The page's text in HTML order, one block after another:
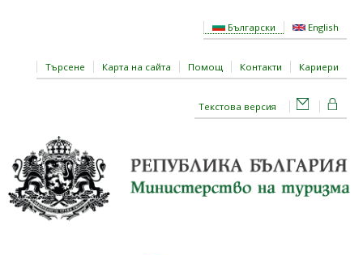
Български English
Търсене Карта на сайта Помощ Контакти Кариери
Текстова версия